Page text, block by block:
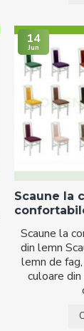
14
Jun
Scaune la
Scaune la
din lemn
lemn de
culoare